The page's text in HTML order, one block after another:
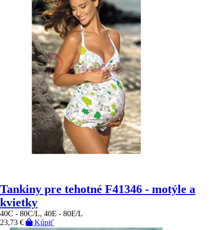
Tankiny pre tehotné F41346 - motýle a
kvietky
40C - 80C/L, 40E - 80E/L
23,73 €
Kúpiť